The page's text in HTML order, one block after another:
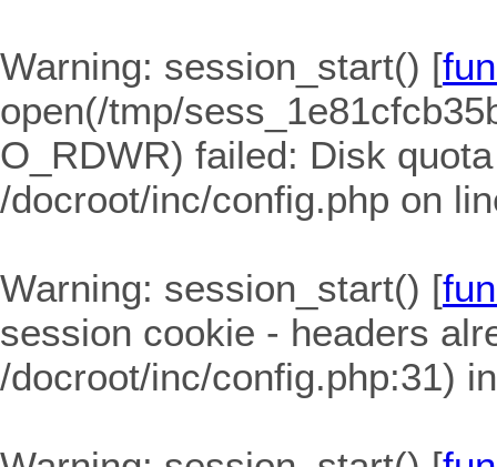
Warning: session_start() [
open(/tmp/
O_RDWR) failed: Disk
/docroot/inc/config.php on
Warning: session_start() [
session cookie - headers
/docroot/inc/config.php:31)